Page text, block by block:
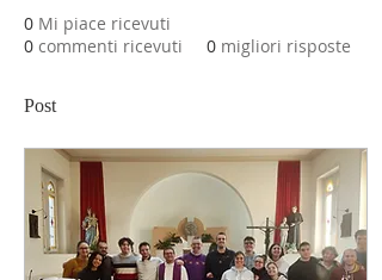
0 Mi piace ricevuti
0 commenti ricevuti 0 migliori risposte
Post